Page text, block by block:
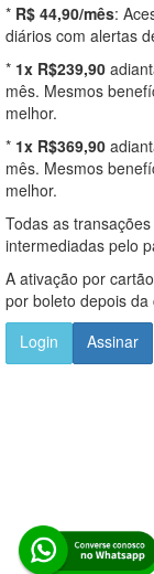
* R$ 44,90/mês:
diários com alertas
* 1x R$239,90
mês. Mesmos
melhor.
* 1x R$369,90
mês. Mesmos
melhor.
Todas as
intermediadas pelo
A ativação por
por boleto depois da
Login
Assinar